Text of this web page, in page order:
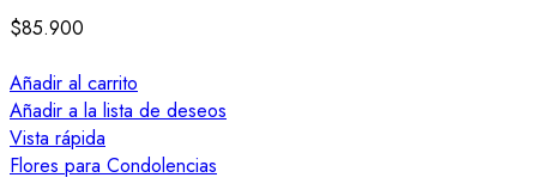
$85.900
Añadir al carrito
Añadir a la lista de deseos
Vista rápida
Flores para Condolencias